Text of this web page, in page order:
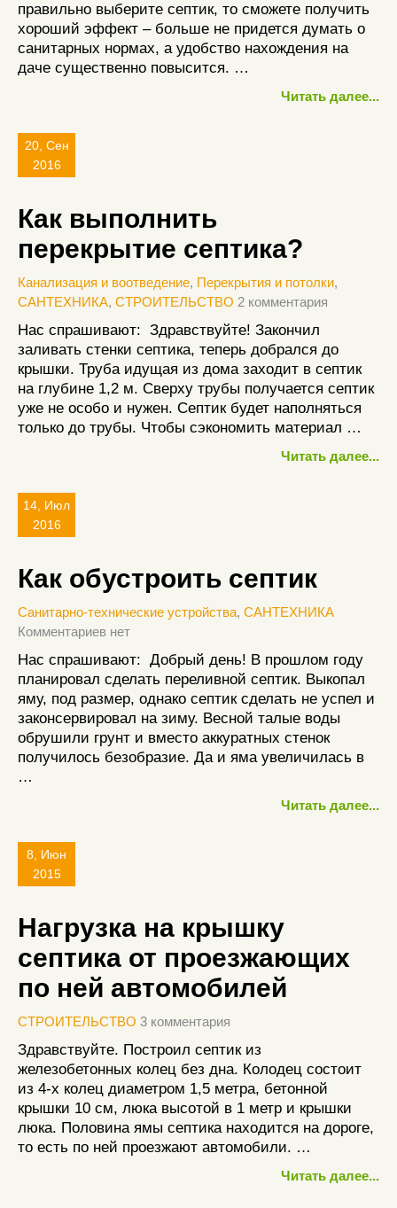
правильно выберите септик, то сможете получить
хороший эффект – больше не придется думать о
санитарных нормах, а удобство нахождения на
даче существенно повысится. …
Читать далее...
20, Сен
2016
Как выполнить
перекрытие септика?
Канализация и воотведение, Перекрытия и потолки,
САНТЕХНИКА, СТРОИТЕЛЬСТВО 2 комментария
Нас спрашивают: Здравствуйте! Закончил
заливать стенки септика, теперь добрался до
крышки. Труба идущая из дома заходит в септик
на глубине 1,2 м. Сверху трубы получается септик
уже не особо и нужен. Септик будет наполняться
только до трубы. Чтобы сэкономить материал …
Читать далее...
14, Июл
2016
Как обустроить септик
Санитарно-технические устройства, САНТЕХНИКА
Комментариев нет
Нас спрашивают: Добрый день! В прошлом году
планировал сделать переливной септик. Выкопал
яму, под размер, однако септик сделать не успел и
законсервировал на зиму. Весной талые воды
обрушили грунт и вместо аккуратных стенок
получилось безобразие. Да и яма увеличилась в
…
Читать далее...
8, Июн
2015
Нагрузка на крышку
септика от проезжающих
по ней автомобилей
СТРОИТЕЛЬСТВО 3 комментария
Здравствуйте. Построил септик из
железобетонных колец без дна. Колодец состоит
из 4-х колец диаметром 1,5 метра, бетонной
крышки 10 см, люка высотой в 1 метр и крышки
люка. Половина ямы септика находится на дороге,
то есть по ней проезжают автомобили. …
Читать далее...